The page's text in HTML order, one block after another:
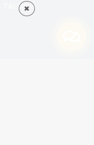
TALLINN
✖